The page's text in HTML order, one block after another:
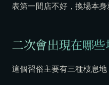
表第一間店不好，換場本身
二次會出現在哪些
這個習俗主要有三種棲息地